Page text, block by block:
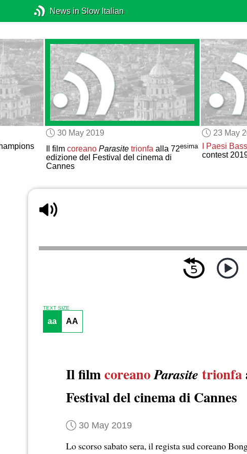
News in Slow Italian
30 May 2019
Il film coreano Parasite trionfaalla 72esima
edizione del Festival del cinema di
Cannes
23 May
I Paesi
contest
TEXT SIZE
aa AA
Il filmcoreanoParasite trionfa
Festival del cinema di Cannes
30 May 2019
Lo scorso sabato sera, il regista sud coreano